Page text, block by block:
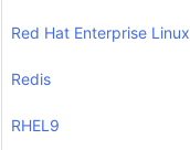
Red Hat Enterprise Linux
Redis
RHEL9